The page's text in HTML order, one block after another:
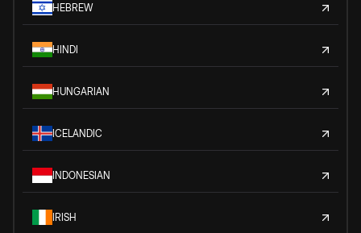
HEBREW
HINDI
HUNGARIAN
ICELANDIC
INDONESIAN
IRISH